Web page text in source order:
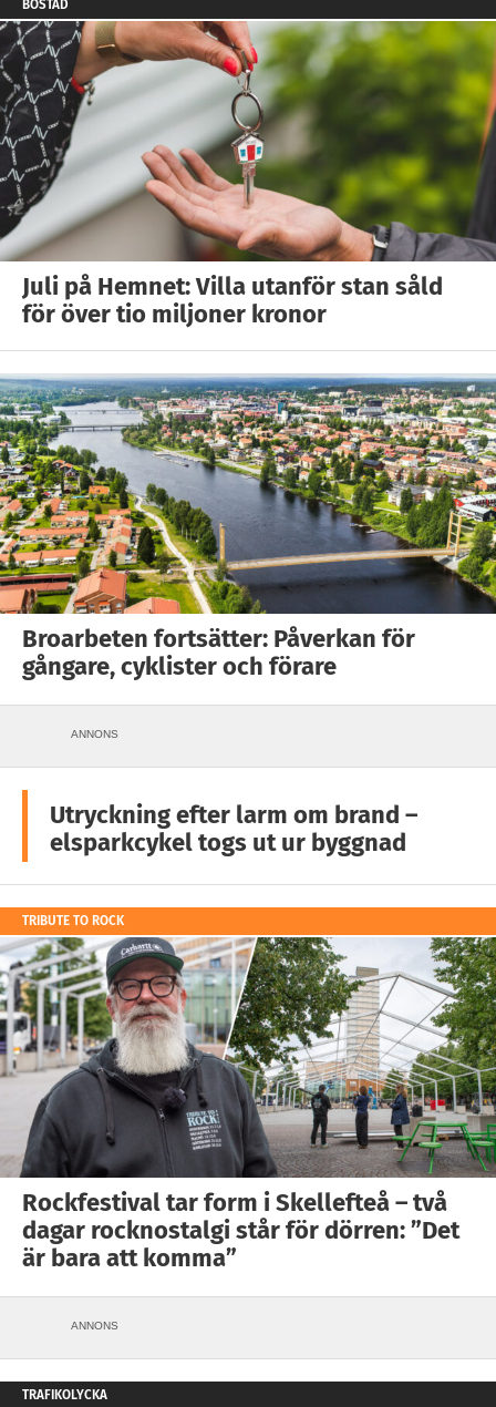
BOSTAD
Juli på Hemnet: Villa utanför stan såld
för över tio miljoner kronor
Broarbeten fortsätter: Påverkan för
gångare, cyklister och förare
ANNONS
Utryckning efter larm om brand –
elsparkcykel togs ut ur byggnad
TRIBUTE TO ROCK
Rockfestival tar form i Skellefteå – två
dagar rocknostalgi står för dörren: ”Det
är bara att komma”
ANNONS
TRAFIKOLYCKA